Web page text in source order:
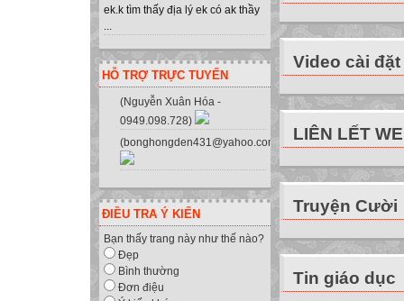
ek.k tìm thấy địa lý ek có ak thầy
...
HỖ TRỢ TRỰC TUYẾN
(Nguyễn Xuân Hóa -
0949.098.728)
(bonghongden431@yahoo.com.vn)
ĐIỀU TRA Ý KIẾN
Bạn thấy trang này như thế nào?
Đẹp
Bình thường
Đơn điệu
Video cài đặt
LIÊN LẾT
Truyện Cười
Tin giáo dục